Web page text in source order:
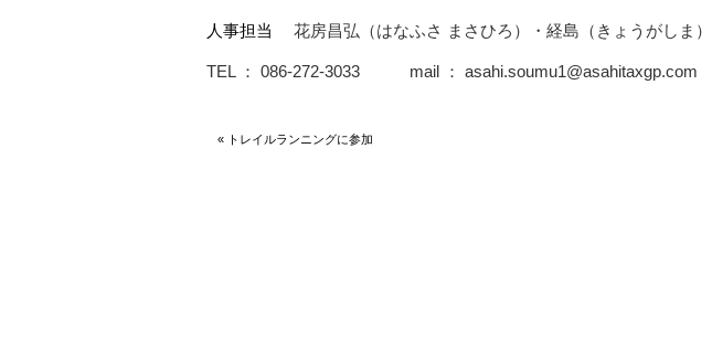
人事担当 花房昌弘（はなふさ まさひろ）・経島（きょうがしま）
TEL ： 086-272-3033 mail ： asahi.soumu1@asahitaxgp.com
« トレイルランニングに参加